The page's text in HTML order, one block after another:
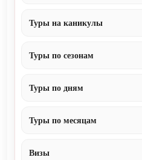
Туры на каникулы
Туры по сезонам
Туры по дням
Туры по месяцам
Визы